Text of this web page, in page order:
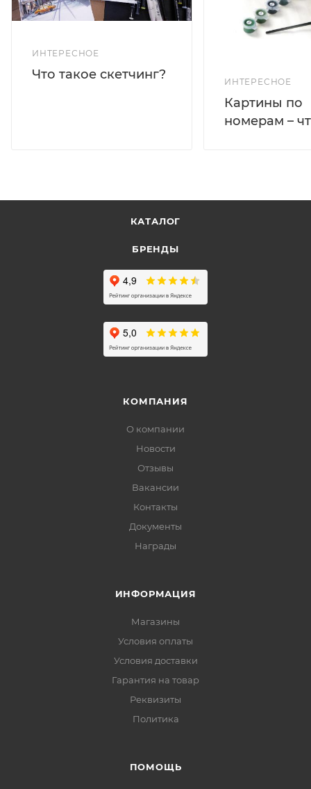
ИНТЕРЕСНОЕ
Что такое скетчинг?
ИНТЕРЕСНОЕ
Картины по
номерам –
КАТАЛОГ
БРЕНДЫ
КОМПАНИЯ
О компании
Новости
Отзывы
Вакансии
Контакты
Документы
Награды
ИНФОРМАЦИЯ
Магазины
Условия оплаты
Условия доставки
Гарантия на товар
Реквизиты
Политика
ПОМОЩЬ